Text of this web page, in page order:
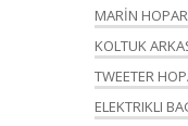
MARİN
KOLTUK
TWEETER
ELEKTRIKLI